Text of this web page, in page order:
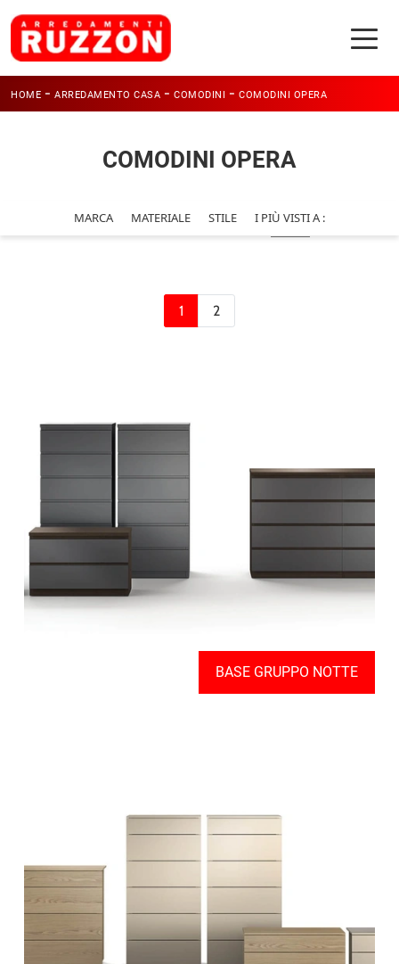
HOME - ARREDAMENTO CASA - COMODINI - COMODINI OPERA
COMODINI OPERA
MARCA MATERIALE STILE I PIÙ VISTI A :
1 2
BASE GRUPPO NOTTE